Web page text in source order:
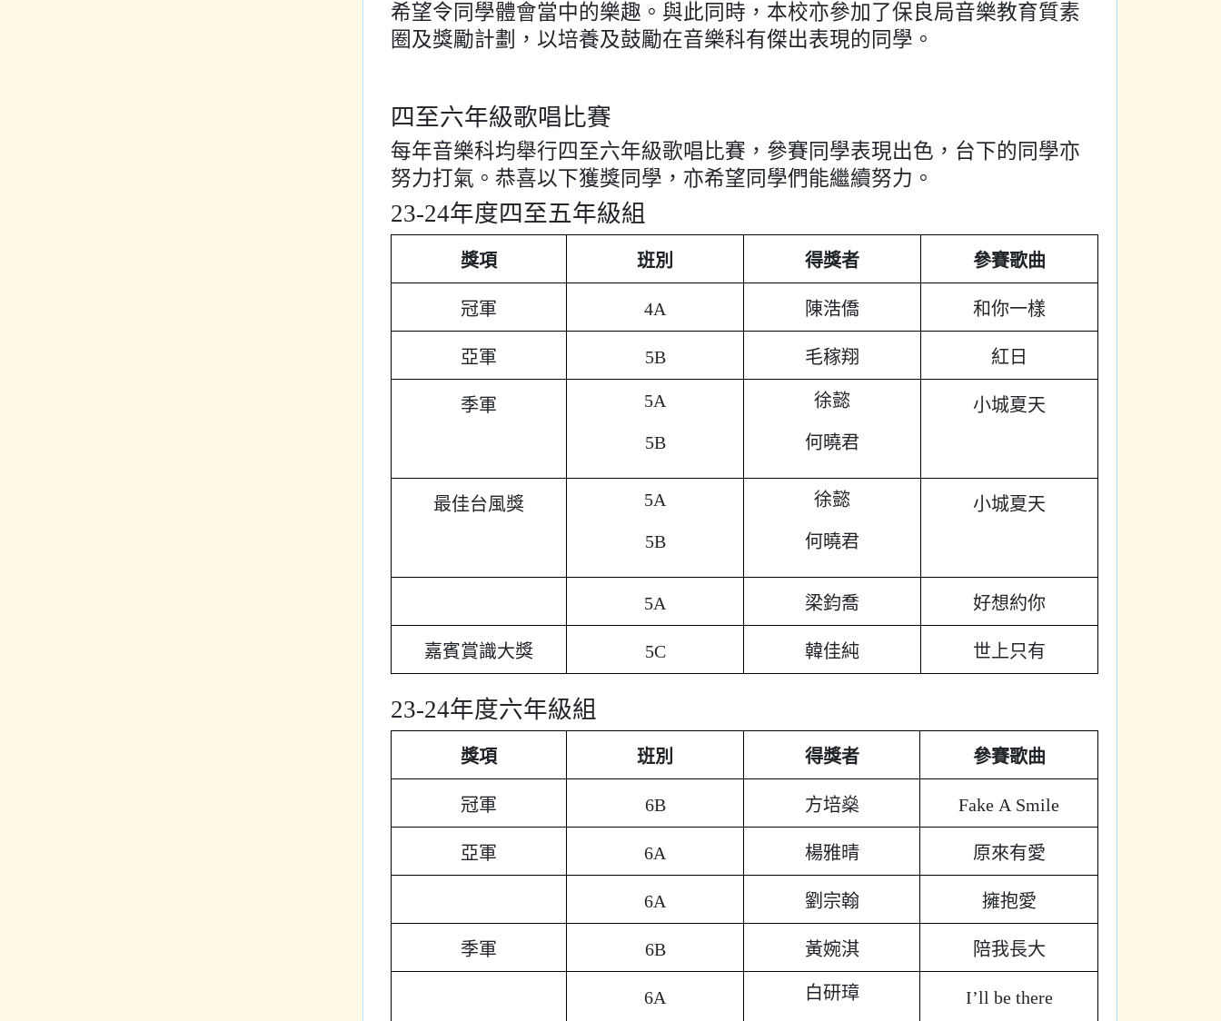
希望令同學體會當中的樂趣。與此同時，本校亦參加了保良局音樂教育質素
圈及獎勵計劃，以培養及鼓勵在音樂科有傑出表現的同學。
四至六年級歌唱比賽
每年音樂科均舉行四至六年級歌唱比賽，參賽同學表現出色，台下的同學亦
努力打氣。恭喜以下獲獎同學，亦希望同學們能繼續努力。
23-24年度四至五年級組
獎項 班別 得獎者 參賽歌曲
冠軍 4A 陳浩僑 和你一樣
亞軍 5B 毛稼翔 紅日
季軍 5A
5B
徐懿
何曉君
小城夏天
最佳台風獎 5A
5B
徐懿
何曉君
小城夏天
5A 梁鈞喬 好想約你
嘉賓賞識大獎 5C 韓佳純 世上只有
23-24年度六年級組
獎項 班別 得獎者 參賽歌曲
冠軍 6B 方培燊 Fake A Smile
亞軍 6A 楊雅晴 原來有愛
6A 劉宗翰 擁抱愛
季軍 6B 黃婉淇 陪我長大
6A 白研璋 I’ll be there